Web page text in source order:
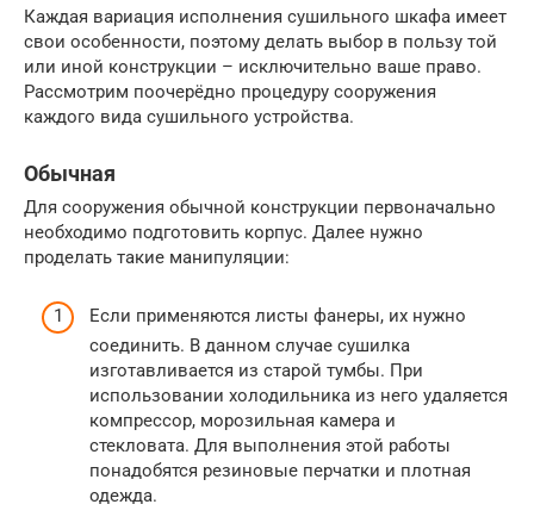
Каждая вариация исполнения сушильного шкафа имеет
свои особенности, поэтому делать выбор в пользу той
или иной конструкции – исключительно ваше право.
Рассмотрим поочерёдно процедуру сооружения
каждого вида сушильного устройства.
Обычная
Для сооружения обычной конструкции первоначально
необходимо подготовить корпус. Далее нужно
проделать такие манипуляции:
Если применяются листы фанеры, их нужно
соединить. В данном случае сушилка
изготавливается из старой тумбы. При
использовании холодильника из него удаляется
компрессор, морозильная камера и
стекловата. Для выполнения этой работы
понадобятся резиновые перчатки и плотная
одежда.